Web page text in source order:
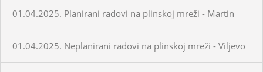
01.04.2025. Planirani radovi na plinskoj mreži - Martin
01.04.2025. Neplanirani radovi na plinskoj mreži - Viljevo